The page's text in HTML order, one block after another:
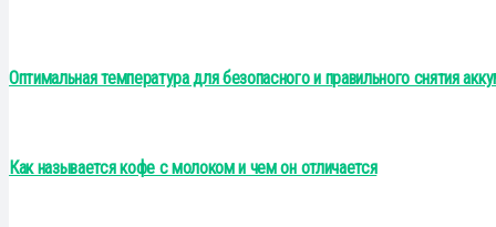
Оптимальная температура для безопасного и правильного снятия
Как называется кофе с молоком и чем он отличается